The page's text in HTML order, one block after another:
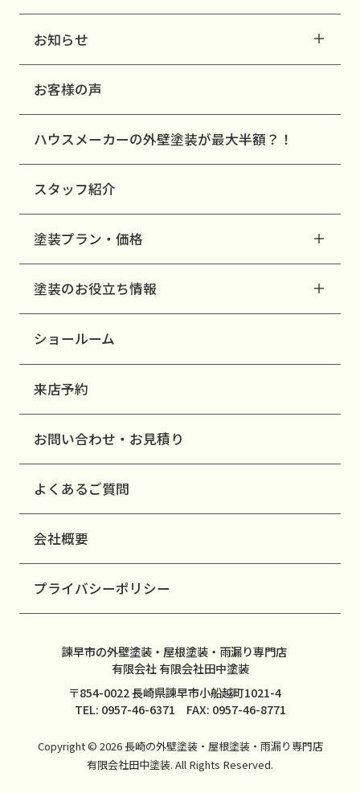
お知らせ
お客様の声
ハウスメーカーの外壁塗装が最大半額？！
スタッフ紹介
塗装プラン・価格
塗装のお役立ち情報
ショールーム
来店予約
お問い合わせ・お見積り
よくあるご質問
会社概要
プライバシーポリシー
諫早市の外壁塗装・屋根塗装・雨漏り専門店
有限会社 有限会社田中塗装
〒854-0022 長崎県諫早市小船越町1021-4
TEL: 0957-46-6371 FAX: 0957-46-8771
Copyright © 2026 長崎の外壁塗装・屋根塗装・雨漏り専門店
有限会社田中塗装. All Rights Reserved.